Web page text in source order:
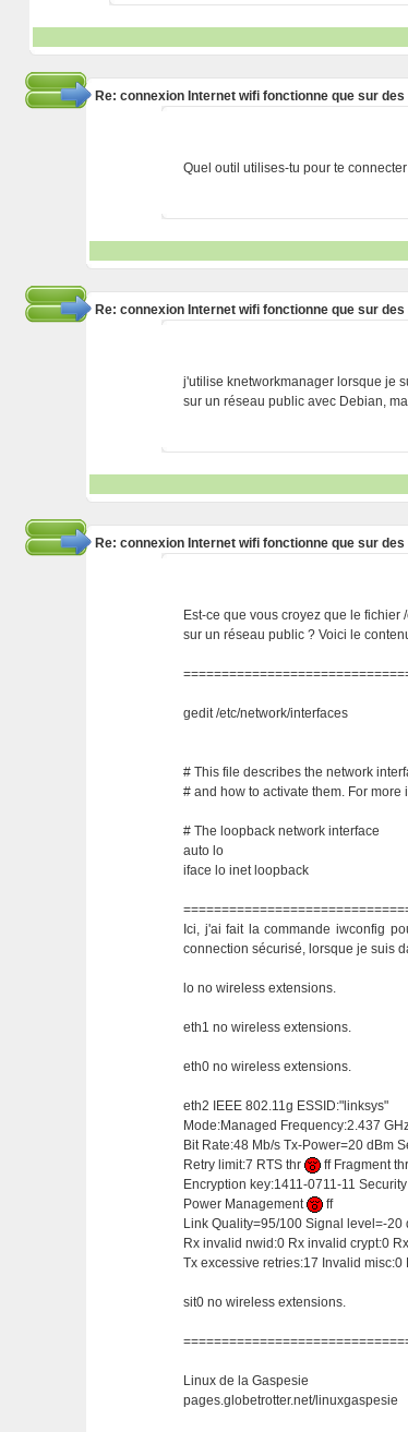
Re: connexion Internet wifi fonctionne que sur
Quel outil utilises-tu pour te
Re: connexion Internet wifi fonctionne que sur
j'utilise knetworkmanager lorsque je
sur un réseau public avec Debian,
Re: connexion Internet wifi fonctionne que sur
Est-ce que vous croyez que le
sur un réseau public ? Voici le
gedit /etc/network/interfaces
# This file describes the network
# and how to activate them. For
# The loopback network interface
auto lo
iface lo inet loopback
Ici, j'ai fait la commande iwconfig
connection sécurisé, lorsque je suis
lo no wireless extensions.
eth1 no wireless extensions.
eth0 no wireless extensions.
eth2 IEEE 802.11g ESSID:"linksys"
Mode:Managed Frequency:2.437
Bit Rate:48 Mb/s Tx-Power=20 dBm
Retry limit:7 RTS thr
ff Fragment thr
Encryption key:1411-0711-11
Power Management
ff
Link Quality=95/100 Signal level=-
Rx invalid nwid:0 Rx invalid crypt:0
Tx excessive retries:17 Invalid misc:0
sit0 no wireless extensions.
Linux de la Gaspesie
pages.globetrotter.net/linuxgaspesie